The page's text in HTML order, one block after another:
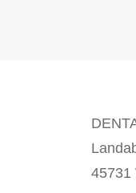
45731